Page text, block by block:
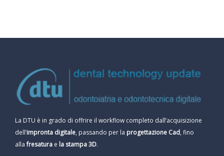
La DTU è in grado di offrire il workflow completo dall’acquisizione
dell’impronta digitale, passando per la progettazione Cad, fino
allafresatura e la stampa 3D.